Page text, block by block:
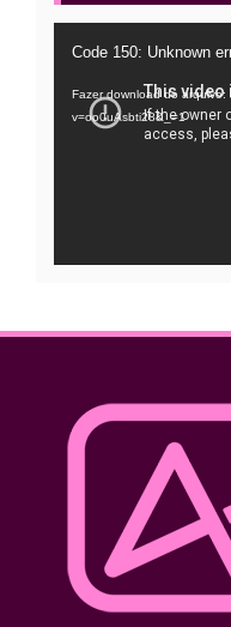
Tocador
vídeo
Code 150: Unknown
Fazer download do arquivo:
v=oo0uAsbti28&_=1